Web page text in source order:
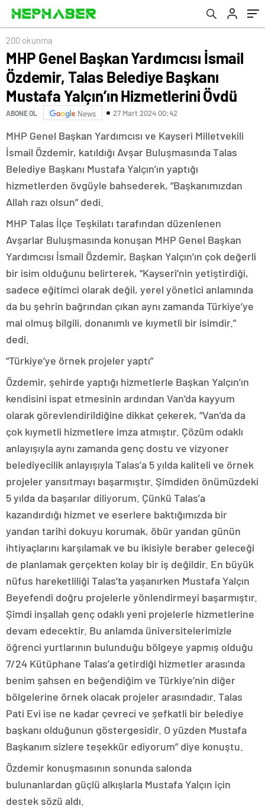
200 okunma
MHP Genel Başkan Yardımcısı İsmail
Özdemir, Talas Belediye Başkanı
Mustafa Yalçın’ın Hizmetlerini Övdü
ABONE OL News 27 Mart 2024 00:42
MHP Genel Başkan Yardımcısı ve Kayseri Milletvekili
İsmail Özdemir, katıldığı Avşar Buluşmasında Talas
Belediye Başkanı Mustafa Yalçın’ın yaptığı
hizmetlerden övgüyle bahsederek, “Başkanımızdan
Allah razı olsun” dedi.
MHP Talas İlçe Teşkilatı tarafından düzenlenen
Avşarlar Buluşmasında konuşan MHP Genel Başkan
Yardımcısı İsmail Özdemir, Başkan Yalçın’ın çok değerli
bir isim olduğunu belirterek, “Kayseri’nin yetiştirdiği,
sadece eğitimci olarak değil, yerel yönetici anlamında
da bu şehrin bağrından çıkan aynı zamanda Türkiye’ye
mal olmuş bilgili, donanımlı ve kıymetli bir isimdir.”
dedi.
“Türkiye’ye örnek projeler yaptı”
Özdemir, şehirde yaptığı hizmetlerle Başkan Yalçın’ın
kendisini ispat etmesinin ardından Van’da kayyum
olarak görevlendirildiğine dikkat çekerek, “Van’da da
çok kıymetli hizmetlere imza atmıştır. Çözüm odaklı
anlayışıyla aynı zamanda genç dostu ve vizyoner
belediyecilik anlayışıyla Talas’a 5 yılda kaliteli ve örnek
projeler yansıtmayı başarmıştır. Şimdiden önümüzdeki
5 yılda da başarılar diliyorum. Çünkü Talas’a
kazandırdığı hizmet ve eserlere baktığımızda bir
yandan tarihi dokuyu korumak, öbür yandan günün
ihtiyaçlarını karşılamak ve bu ikisiyle beraber geleceği
de planlamak gerçekten kolay bir iş değildir. En büyük
nüfus hareketliliği Talas’ta yaşanırken Mustafa Yalçın
Beyefendi doğru projelerle yönlendirmeyi başarmıştır.
Şimdi inşallah genç odaklı yeni projelerle hizmetlerine
devam edecektir. Bu anlamda üniversitelerimizle
öğrenci yurtlarının bulunduğu bölgeye yapmış olduğu
7/24 Kütüphane Talas’a getirdiği hizmetler arasında
benim şahsen en beğendiğim ve Türkiye’nin diğer
bölgelerine örnek olacak projeler arasındadır. Talas
Pati Evi ise ne kadar çevreci ve şefkatli bir belediye
başkanı olduğunun göstergesidir. O yüzden Mustafa
Başkanım sizlere teşekkür ediyorum” diye konuştu.
Özdemir konuşmasının sonunda salonda
bulunanlardan güçlü alkışlarla Mustafa Yalçın için
destek sözü aldı.